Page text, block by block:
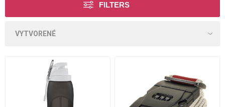
FILTERS